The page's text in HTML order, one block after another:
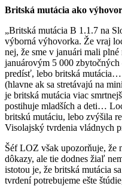
Britská mutácia ako
„Britská mutácia B 1.1.7 na
výborná výhovorka. Že vraj
nej, že sme v januári mali
januárovým 5 000
predísť, lebo britská
(hlavne ak sa stretávajú na
je britská mutácia viac
postihuje mladších a deti…
britskú mutáciu, lebo zvýšila
Visolajský tvrdenia vládnych
Šéf LOZ však upozorňuje, že
dôkazy, ale tie dodnes žiaľ
istotou je, že britská mutácia
tvrdení potrebujeme ešte